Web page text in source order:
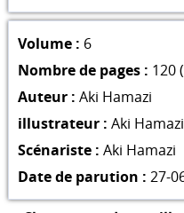
Volume : 6
Nombre de pages : 120
Auteur : Aki Hamazi
illustrateur : Aki Hamazi
Scénariste : Aki Hamazi
Date de parution : 27-